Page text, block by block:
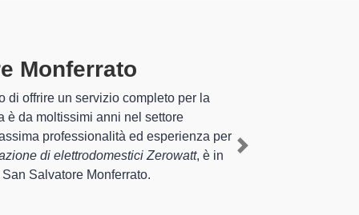
Monferrato
pluriennale nel territorio di San
tuo elettrodomestico Zerowatt a San Salvatore
interventi di diverse tipologie sugli
Next